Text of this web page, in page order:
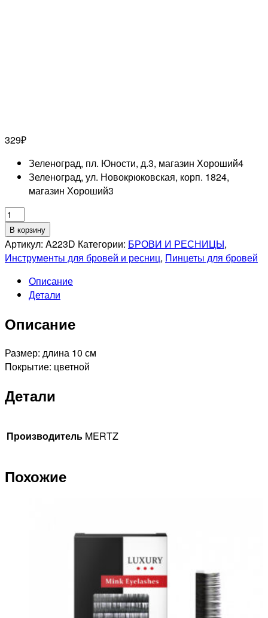
329₽
Зеленоград, пл. Юности, д.3, магазин Хороший4
Зеленоград, ул. Новокрюковская, корп. 1824,
магазин Хороший3
Количество
товара
MERTZ
A223D
диагональный
В корзину
Артикул: A223D Категории: БРОВИ И РЕСНИЦЫ,
Инструменты для бровей и ресниц, Пинцеты для бровей
Описание
Детали
Описание
Размер: длина 10 см
Покрытие: цветной
Детали
Производитель MERTZ
Похожие